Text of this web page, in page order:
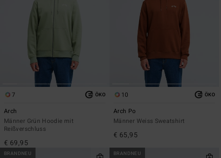
7 ÖKO
Arch
Männer Grün Hoodie mit
Reißverschluss
€ 69,95
10 ÖKO
Arch Po
Männer Weiss Sweatshirt
€ 65,95
BRANDNEU BRANDNEU